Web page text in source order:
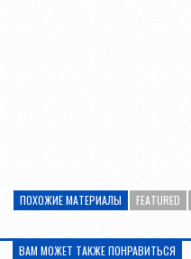
ПОХОЖИЕ МАТЕРИАЛЫ FEATURED
ВАМ МОЖЕТ ТАКЖЕ ПОНРАВИТЬСЯ